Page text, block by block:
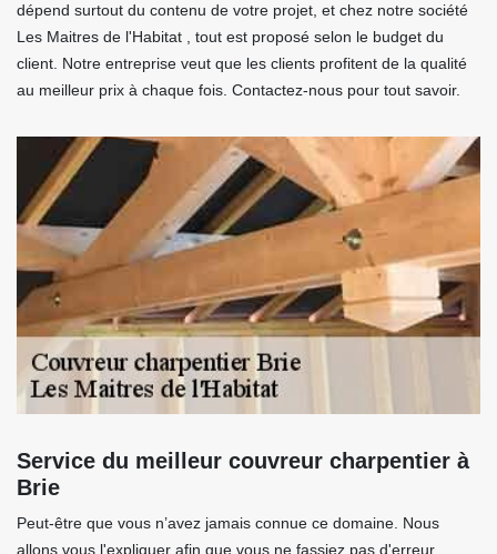
dépend surtout du contenu de votre projet, et chez notre société
Les Maitres de l'Habitat , tout est proposé selon le budget du
client. Notre entreprise veut que les clients profitent de la qualité
au meilleur prix à chaque fois. Contactez-nous pour tout savoir.
Service du meilleur couvreur charpentier à
Brie
Peut-être que vous n’avez jamais connue ce domaine. Nous
allons vous l'expliquer afin que vous ne fassiez pas d'erreur